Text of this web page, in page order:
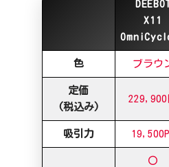
X11
色 ブラウ
定価
(税込み)
229,900
吸引力
〇